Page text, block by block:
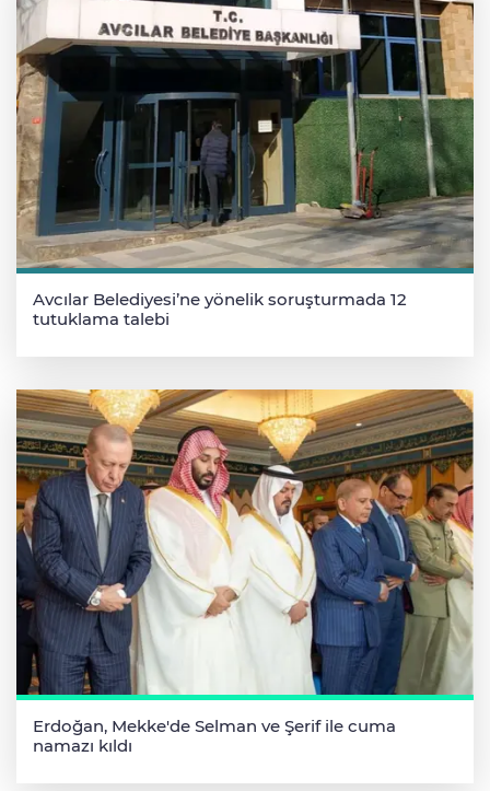
Avcılar Belediyesi’ne yönelik soruşturmada 12
tutuklama talebi
Erdoğan, Mekke'de Selman ve Şerif ile cuma
namazı kıldı